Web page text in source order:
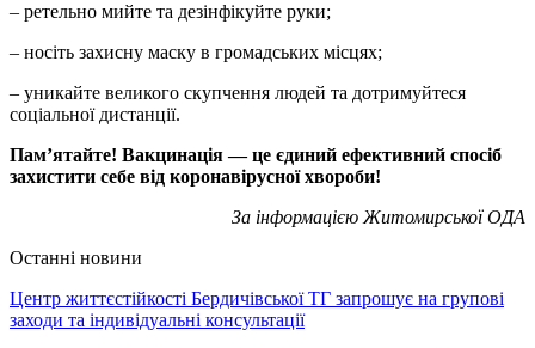
– ретельно мийте та дезінфікуйте руки;
– носіть захисну маску в громадських місцях;
– уникайте великого скупчення людей та дотримуйтеся
соціальної дистанції.
Пам’ятайте! Вакцинація — це єдиний ефективний спосіб
захистити себе від коронавірусної хвороби!
За інформацією Житомирської ОДА
Останні новини
Центр життєстійкості Бердичівської ТГ запрошує на групові
заходи та індивідуальні консультації